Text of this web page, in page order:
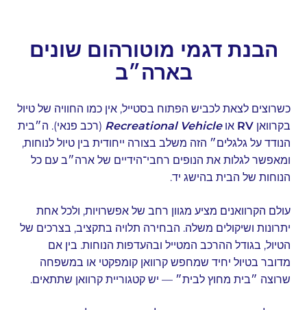
הבנת דגמי מוטורהום שונים
בארה״ב
כשרוצים לצאת לכביש הפתוח בסטייל, אין כמו החוויה של טיול
בקרוואן RVאו Recreational Vehicle(רכב פנאי). ה״בית
הנודד על גלגלים״ הזה משלב בצורה ייחודית בין טיול לנוחות,
ומאפשר לגלות את הנופים רחבי־הידיים של ארה״ב עם כל
הנוחות של הבית בהישג יד.
עולם הקרוואנים מציע מגוון רחב של אפשרויות, ולכל אחת
יתרונות ושיקולים משלה. הבחירה תלויה בתקציב, בצרכים של
הטיול, בגודל ההרכב המטייל ובהעדפות הנוחות. בין אם
מדובר בטיול יחיד שמחפש קרוואן קומפקטי או במשפחה
שרוצה ״בית מחוץ לבית״ — יש קטגוריית קרוואן שתתאים.